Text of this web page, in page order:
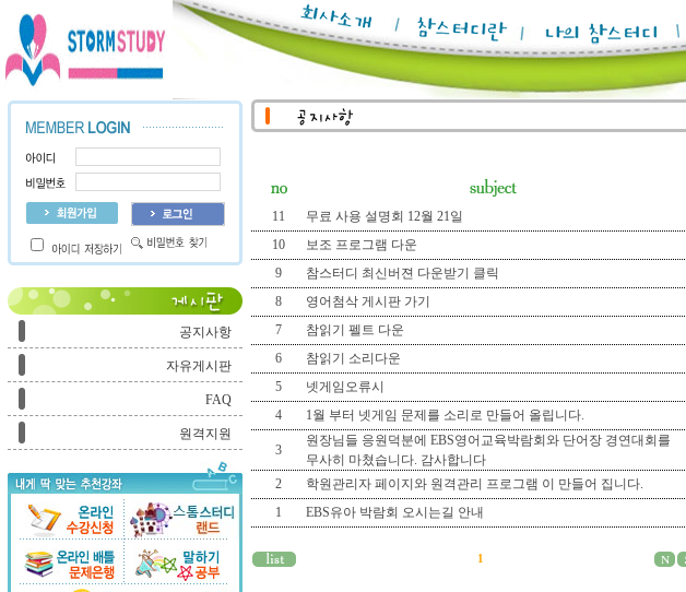
공지사항
자유게시판
FAQ
원격지원
11 무료 사용 설명회 12월 21일
10
보조 프로그램 다운
9
참스터디 최신버젼 다운받기 클릭
8
영어첨삭 게시판 가기
7
참읽기 펠트 다운
6
참읽기 소리다운
5
넷게임오류시
4
1월 부터 넷게임 문제를 소리로 만들어 올립니다.
3
원장님들 응원덕분에 EBS영어교육박람회와 단어장 경연대회를
무사히 마쳤습니다. 감사합니다
2 학원관리자 페이지와 원격관리 프로그램 이 만들어 집니다.
1
EBS유아 박람회 오시는길 안내
1